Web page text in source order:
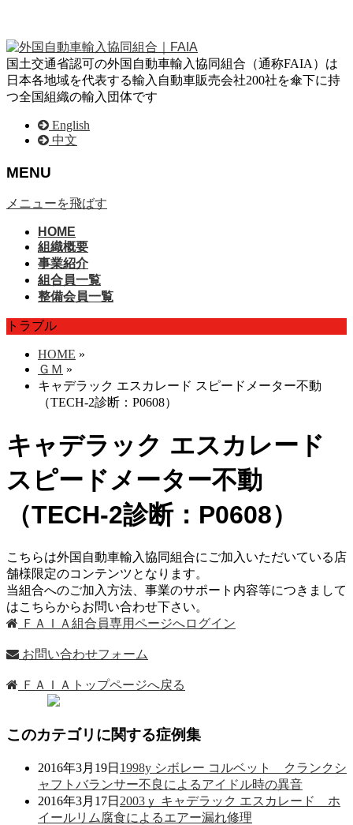
国土交通省認可の外国自動車輸入協同組合（通称FAIA）は
日本各地域を代表する輸入自動車販売会社200社を傘下に持
つ全国組織の輸入団体です
English
中文
MENU
メニューを飛ばす
HOME
組織概要
事業紹介
組合員一覧
整備会員一覧
トラブル
HOME »
ＧＭ »
キャデラック エスカレード スピードメーター不動
（TECH-2診断：P0608）
キャデラック エスカレード
スピードメーター不動
（TECH-2診断：P0608）
こちらは外国自動車輸入協同組合にご加入いただいている店
舗様限定のコンテンツとなります。
当組合へのご加入方法、事業のサポート内容等につきまして
はこちらからお問い合わせ下さい。
ＦＡＩＡ組合員専用ページへログイン
お問い合わせフォーム
ＦＡＩＡトップページへ戻る
このカテゴリに関する症例集
2016年3月19日 1998y シボレー コルベット クランクシ
ャフトバランサー不良によるアイドル時の異音
2016年3月17日 2003ｙ キャデラック エスカレード ホ
イールリム腐食によるエアー漏れ修理